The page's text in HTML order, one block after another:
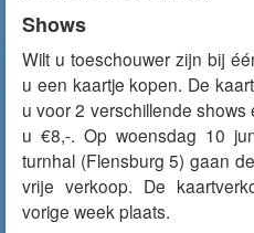
Shows
Wilt u toeschouwer zijn bij
u een kaartje kopen. De
u voor 2 verschillende
u €8,-. Op woensdag 10
turnhal (Flensburg 5) gaan
vrije verkoop. De
vorige week plaats.